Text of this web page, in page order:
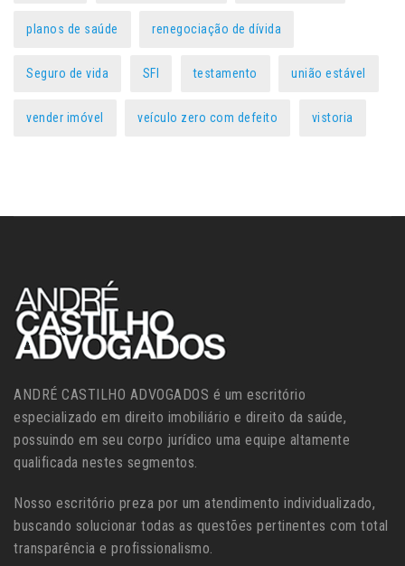
planos de saúde renegociação de dívida
Seguro de vida SFI testamento união estável
vender imóvel veículo zero com defeito vistoria
ANDRÉ CASTILHO ADVOGADOS é um escritório
especializado em direito imobiliário e direito da saúde,
possuindo em seu corpo jurídico uma equipe altamente
qualificada nestes segmentos.
Nosso escritório preza por um atendimento individualizado,
buscando solucionar todas as questões pertinentes com total
transparência e profissionalismo.